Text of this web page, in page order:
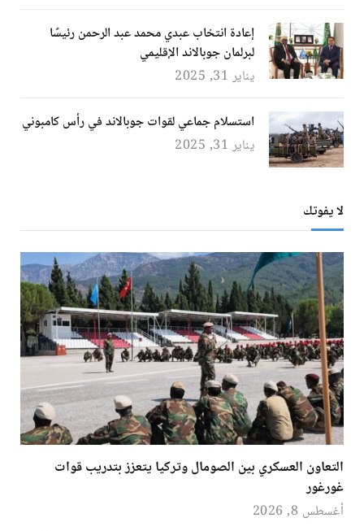
إعادة انتخاب عبدي محمد عبد الرحمن رئيسًا
لبرلمان جوبالاند الإقليمي
يناير 31, 2025
استسلام جماعي لقوات جوبالاند في رأس كامبوني
يناير 31, 2025
لا يفوتك
التعاون العسكري بين الصومال وتركيا يتعزز بتدريب قوات
غورغور
أغسطس 8, 2026